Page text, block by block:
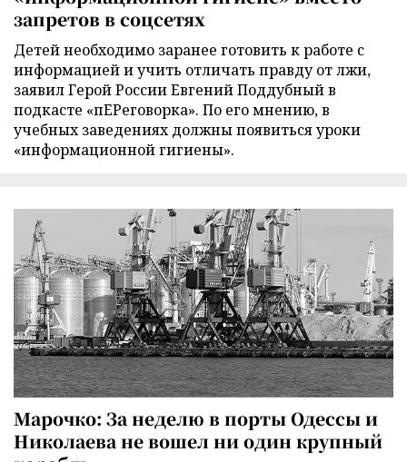
запретов в соцсетях
Детей необходимо заранее готовить к работе с
информацией и учить отличать правду от лжи,
заявил Герой России Евгений Поддубный в
подкасте «пЕРеговорка». По его мнению, в
учебных заведениях должны появиться уроки
«информационной гигиены».
Марочко: За неделю в порты Одессы и
Николаева не вошел ни один крупный